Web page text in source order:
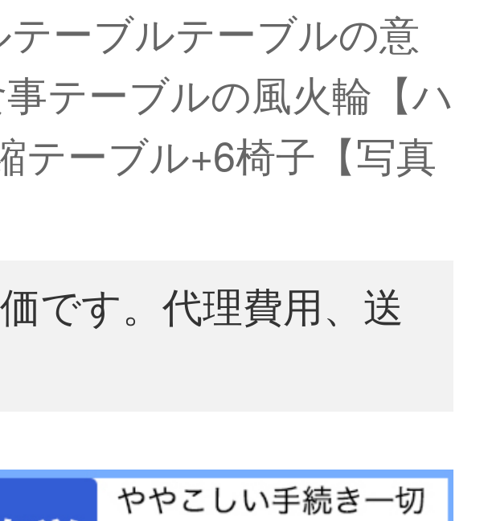
ーブルテーブルの意
テーブルの風火輪【ハ
テーブル+6椅子【写真
です。代理費用、送